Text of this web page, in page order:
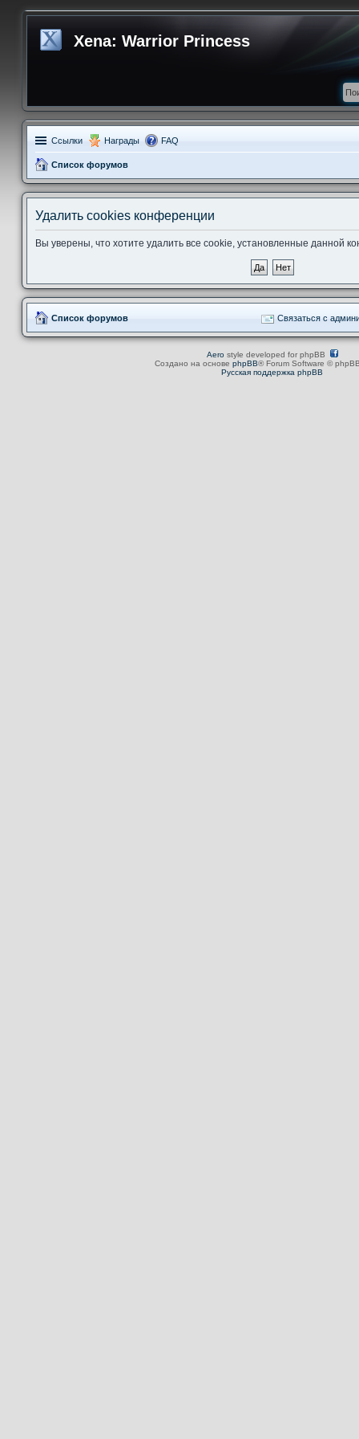
Xena: Warrior Princess
Ссылки Награды FAQ
Список форумов
Удалить cookies конференции
Вы уверены, что хотите удалить все cookie, установленные данной
Список форумов Связаться с
Aerostyle developed for phpBB
Создано на основе phpBB® Forum Software ©
Русская поддержка phpBB